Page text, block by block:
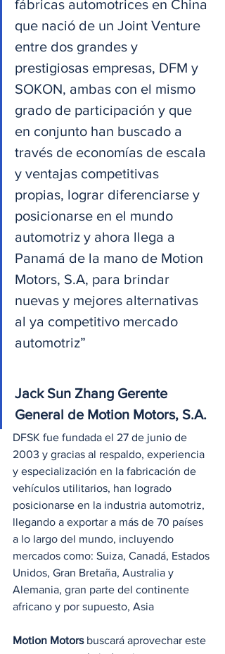
fábricas automotrices en China
que nació de un Joint Venture
entre dos grandes y
prestigiosas empresas, DFM y
SOKON, ambas con el mismo
grado de participación y que
en conjunto han buscado a
través de economías de escala
y ventajas competitivas
propias, lograr diferenciarse y
posicionarse en el mundo
automotriz y ahora llega a
Panamá de la mano de Motion
Motors, S.A, para brindar
nuevas y mejores alternativas
al ya competitivo mercado
automotriz”
Jack Sun Zhang Gerente
General de Motion Motors, S.A.
DFSK fue fundada el 27 de junio de
2003 y gracias al respaldo, experiencia
y especialización en la fabricación de
vehículos utilitarios, han logrado
posicionarse en la industria automotriz,
llegando a exportar a más de 70 países
a lo largo del mundo, incluyendo
mercados como: Suiza, Canadá, Estados
Unidos, Gran Bretaña, Australia y
Alemania, gran parte del continente
africano y por supuesto, Asia
Motion Motors buscará aprovechar este